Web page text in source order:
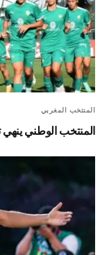
المنتخب المغربي
المنتخب الوطني ينهي